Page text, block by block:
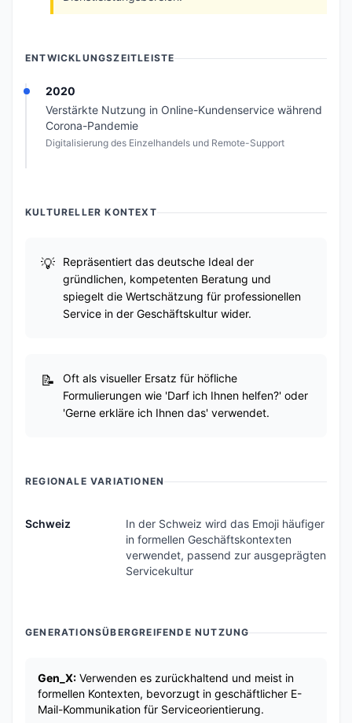
ENTWICKLUNGSZEITLEISTE
2020
Verstärkte Nutzung in Online-Kundenservice während
Corona-Pandemie
Digitalisierung des Einzelhandels und Remote-Support
KULTURELLER KONTEXT
Repräsentiert das deutsche Ideal der
gründlichen, kompetenten Beratung und
spiegelt die Wertschätzung für professionellen
Service in der Geschäftskultur wider.
Oft als visueller Ersatz für höfliche
Formulierungen wie 'Darf ich Ihnen helfen?' oder
'Gerne erkläre ich Ihnen das' verwendet.
REGIONALE VARIATIONEN
Schweiz
In der Schweiz wird das Emoji häufiger
in formellen Geschäftskontexten
verwendet, passend zur ausgeprägten
Servicekultur
GENERATIONSÜBERGREIFENDE NUTZUNG
Gen_X: Verwenden es zurückhaltend und meist in
formellen Kontexten, bevorzugt in geschäftlicher E-
Mail-Kommunikation für Serviceorientierung.